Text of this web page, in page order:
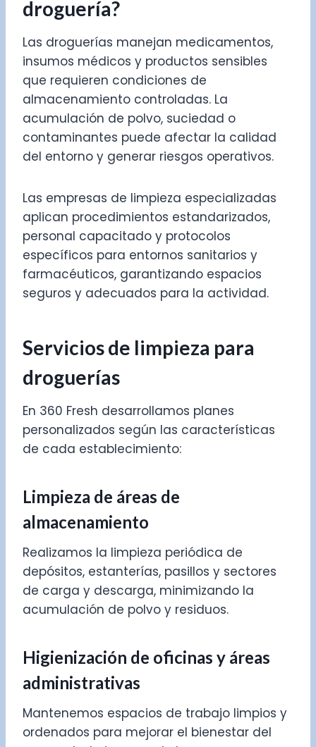
droguería?
Las droguerías manejan medicamentos,
insumos médicos y productos sensibles
que requieren condiciones de
almacenamiento controladas. La
acumulación de polvo, suciedad o
contaminantes puede afectar la calidad
del entorno y generar riesgos operativos.
Las empresas de limpieza especializadas
aplican procedimientos estandarizados,
personal capacitado y protocolos
específicos para entornos sanitarios y
farmacéuticos, garantizando espacios
seguros y adecuados para la actividad.
Servicios de limpieza para
droguerías
En 360 Fresh desarrollamos planes
personalizados según las características
de cada establecimiento:
Limpieza de áreas de
almacenamiento
Realizamos la limpieza periódica de
depósitos, estanterías, pasillos y sectores
de carga y descarga, minimizando la
acumulación de polvo y residuos.
Higienización de oficinas y áreas
administrativas
Mantenemos espacios de trabajo limpios y
ordenados para mejorar el bienestar del